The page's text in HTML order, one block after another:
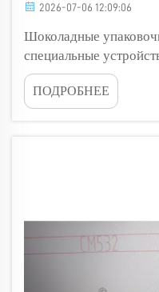
2026-07-06 12:09:06
Шоколадные
специальные
кондитерам
шоколадные
работают в составе
ПОДРОБНЕЕ